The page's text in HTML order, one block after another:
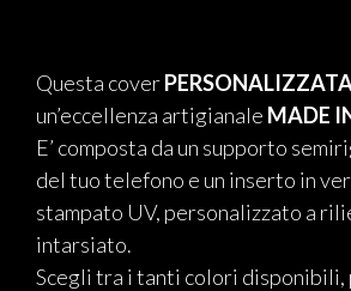
Questa cover
un’eccellenza artigianale MADE
E’ composta da un supporto
del tuo telefono e un inserto in
stampato UV, personalizzato a
intarsiato.
Scegli tra i tanti colori